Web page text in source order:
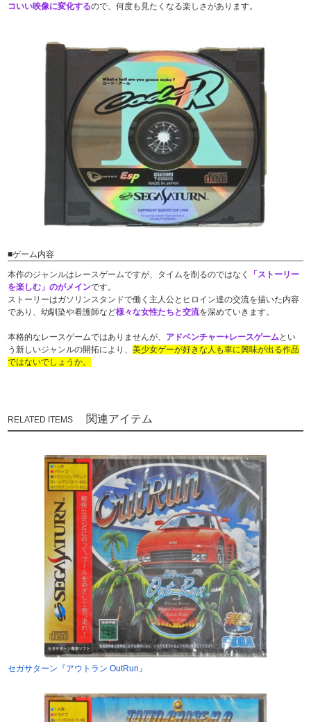
コいい映像に変化するので、何度も見たくなる楽しさがあります。
■ゲーム内容
本作のジャンルはレースゲームですが、タイムを削るのではなく
「ストーリー
を楽しむ」のがメインです。
ストーリーはガソリンスタンドで働く主人公とヒロイン達の交流を描いた内容
であり、幼馴染や看護師など様々な女性たちと交流を深めていきます。
本格的なレースゲームではありませんが、 アドベンチャー+レースゲーム とい
う新しいジャンルの開拓により、美少女ゲーが好きな人も車に興味が出る作品
ではないでしょうか。
関連アイテム
セガサターン『アウトラン OutRun』